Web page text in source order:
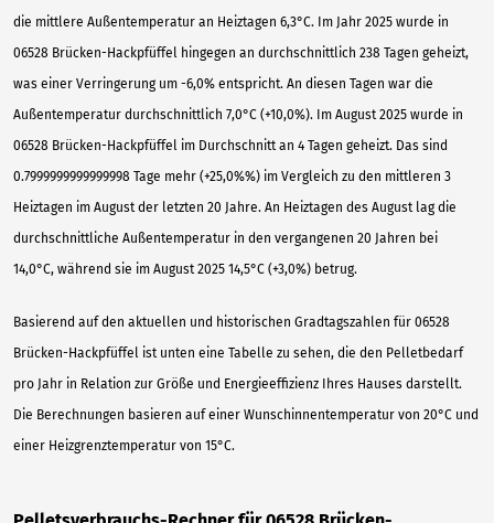
die mittlere Außentemperatur an Heiztagen 6,3°C. Im Jahr 2025 wurde in
06528 Brücken-Hackpfüffel hingegen an durchschnittlich 238 Tagen geheizt,
was einer Verringerung um -6,0% entspricht. An diesen Tagen war die
Außentemperatur durchschnittlich 7,0°C (+10,0%). Im August 2025 wurde in
06528 Brücken-Hackpfüffel im Durchschnitt an 4 Tagen geheizt. Das sind
0.7999999999999998 Tage mehr (+25,0%%) im Vergleich zu den mittleren 3
Heiztagen im August der letzten 20 Jahre. An Heiztagen des August lag die
durchschnittliche Außentemperatur in den vergangenen 20 Jahren bei
14,0°C, während sie im August 2025 14,5°C (+3,0%) betrug.
Basierend auf den aktuellen und historischen Gradtagszahlen für 06528
Brücken-Hackpfüffel ist unten eine Tabelle zu sehen, die den Pelletbedarf
pro Jahr in Relation zur Größe und Energieeffizienz Ihres Hauses darstellt.
Die Berechnungen basieren auf einer Wunschinnentemperatur von 20°C und
einer Heizgrenztemperatur von 15°C.